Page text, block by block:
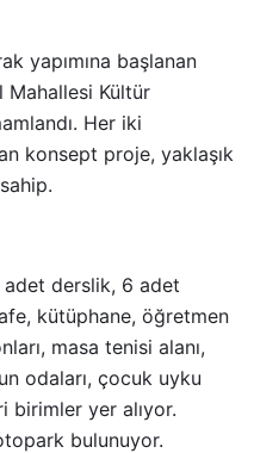
yapımına başlanan
Mahallesi Kültür
Her iki
konsept proje, yaklaşık
derslik, 6 adet
kütüphane, öğretmen
masa tenisi alanı,
odaları, çocuk uyku
birimler yer alıyor.
bulunuyor.